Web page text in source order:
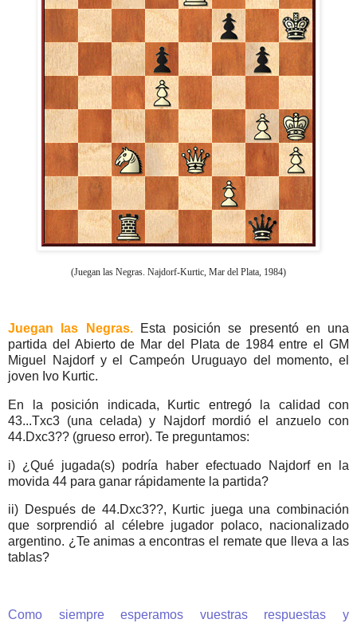
(Juegan las Negras. Najdorf-Kurtic, Mar del Plata, 1984)
Juegan las Negras.Esta posición se presentó en una
partida del Abierto de Mar del Plata de 1984 entre el GM
Miguel Najdorf y el Campeón Uruguayo del momento, el
joven Ivo Kurtic.
En la posición indicada, Kurtic entregó la calidad con
43...Txc3 (una celada) y Najdorf mordió el anzuelo con
44.Dxc3?? (grueso error). Te preguntamos:
i) ¿Qué jugada(s) podría haber efectuado Najdorf en la
movida 44 para ganar rápidamente la partida?
ii) Después de 44.Dxc3??, Kurtic juega una combinación
que sorprendió al célebre jugador polaco, nacionalizado
argentino. ¿Te animas a encontras el remate que lleva a las
tablas?
Como siempre esperamos vuestras respuestas y